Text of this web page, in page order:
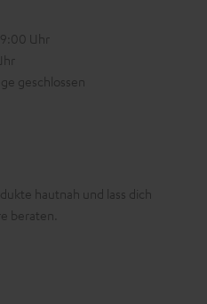
Uhr
geschlossen
hautnah und lass dich
beraten.